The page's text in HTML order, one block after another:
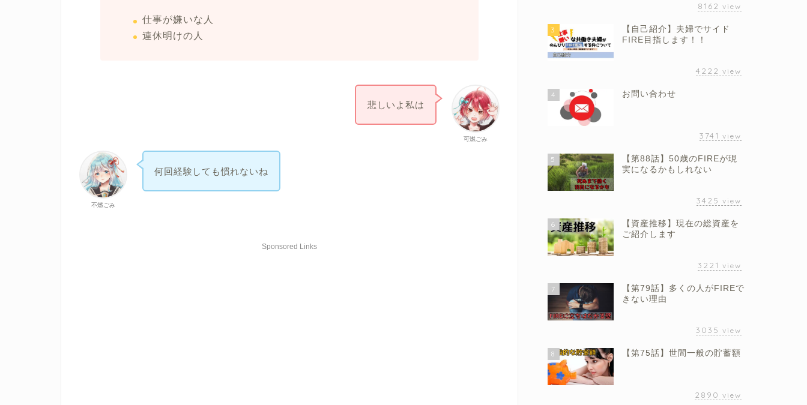
仕事が嫌いな人
連休明けの人
可燃ごみ
悲しいよ私は
不燃ごみ
何回経験しても慣れないね
Sponsored Links
8162 view
3
【自己紹介】夫婦でサイド
FIRE目指します！！
4222 view
4 お問い合わせ
3741 view
5
【第88話】50歳のFIREが現
実になるかもしれない
3425 view
6
【資産推移】現在の総資産を
ご紹介します
3221 view
7
【第79話】多くの人がFIREで
きない理由
3035 view
8 【第75話】世間一般の貯蓄額
2890 view